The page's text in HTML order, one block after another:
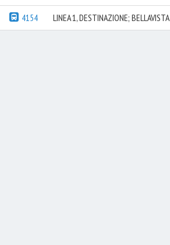
4154 LINEA 1, DESTINAZIONE; BELLAVISTA